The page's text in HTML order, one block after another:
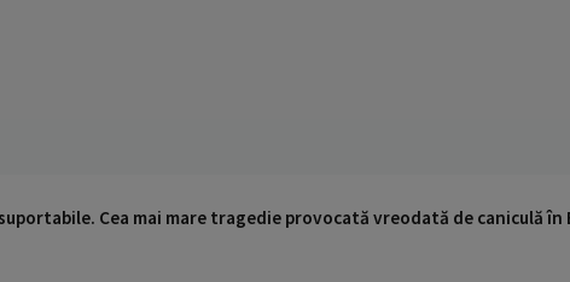
Cea mai mare tragedie provocată vreodată de caniculă în